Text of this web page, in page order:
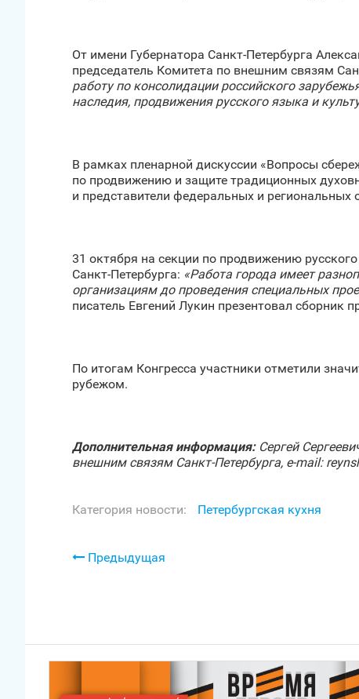
От имени Губернатора Санкт‑Петербурга
председатель Комитета по внешним связям
работу по консолидации российского
наследия, продвижения русского языка и
В рамках пленарной дискуссии «Вопросы
по продвижению и защите традиционных
и представители федеральных и региональных
31 октября на секции по продвижению
Санкт‑Петербурга: «Работа города имеет
организациям до проведения специальных
писатель Евгений Лукин презентовал сборник
По итогам Конгресса участники отметили
рубежом.
Дополнительная информация: Сергей
внешним связям Санкт‑Петербурга, e-mail:
Категория новости: Петербургская кухня
Предыдущая